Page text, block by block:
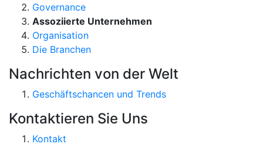
Governance
Assoziierte Unternehmen
Organisation
Die Branchen
Nachrichten von der Welt
Geschäftschancen und Trends
Kontaktieren Sie Uns
Kontakt